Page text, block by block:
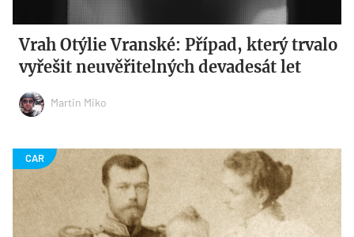
Vrah Otýlie Vranské: Případ, který trvalo
vyřešit neuvěřitelných devadesát let
Martin Miko